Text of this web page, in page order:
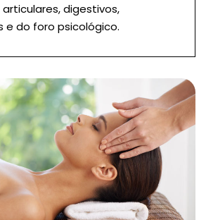
digestivos,
e do foro psicológico.